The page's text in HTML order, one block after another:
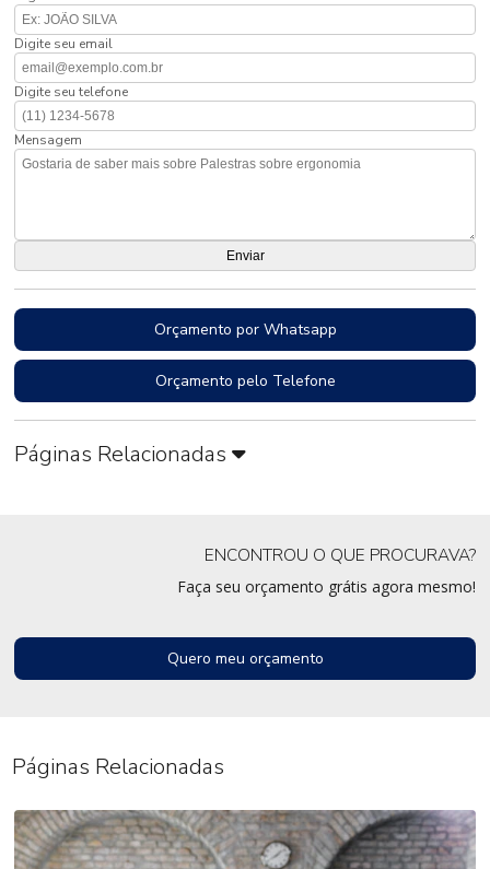
Digite seu email
Digite seu telefone
Mensagem
Orçamento por Whatsapp
Orçamento pelo Telefone
Páginas Relacionadas
ENCONTROU O QUE PROCURAVA?
Faça seu orçamento grátis agora mesmo!
Quero meu orçamento
Páginas Relacionadas